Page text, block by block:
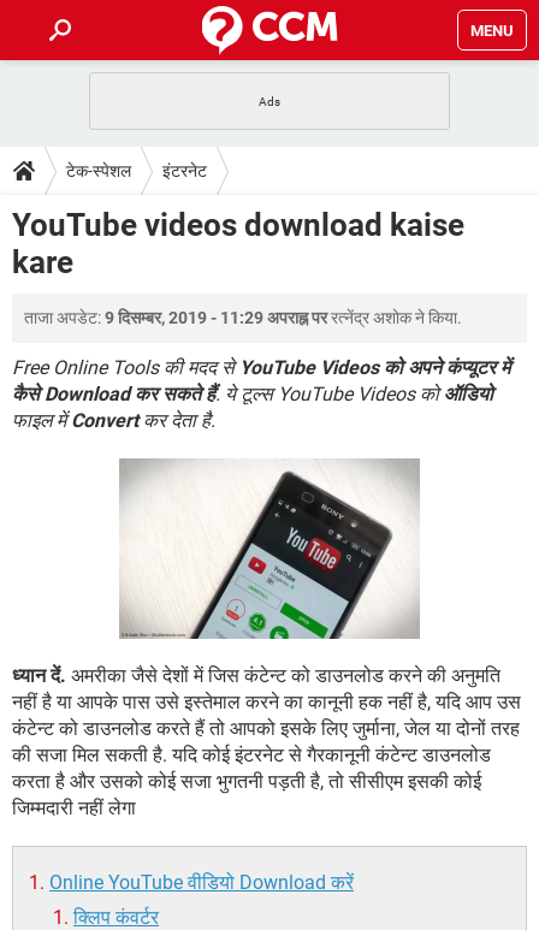
MENU
फोन पर अकाउंट बैलेंस चेक
WhatsApp Hack हो गया? Lucky Patcher यूज करें
टेक-स्पेशल
2020 के फ्री एंटीवायरस
बेस्ट फ्री ऑनलाइन गेम्स
डाउनलोड
Vidmate
FORUM
TikTok Account Freeze हो गया JioPhone में TikTok डाउनलोड
SBI बैंक अकाउंट नंबर पता करें
केबल और कनेक्टर्स कंप्यूटर बस
सीरियल और पैरलल पोर्ट
टेक-स्पेशल इंटरनेट
YouTube videos download kaise
kare
ताजा अपडेट:9 दिसम्बर, 2019 - 11:29 अपराह्न पररत्नेंद्र अशोकने किया.
Free Online Tools की मदद से YouTube Videos को अपने कंप्यूटर में
कैसे Download कर सकते हैं. ये टूल्स YouTube Videos कोऑडियो
फाइल मेंConvertकर देता है.
ध्यान दें. अमरीका जैसे देशों में जिस कंटेन्ट को डाउनलोड करने की अनुमति
नहीं है या आपके पास उसे इस्तेमाल करने का कानूनी हक नहीं है, यदि आप उस
कंटेन्ट को डाउनलोड करते हैं तो आपको इसके लिए जुर्माना, जेल या दोनों तरह
की सजा मिल सकती है. यदि कोई इंटरनेट से गैरकानूनी कंटेन्ट डाउनलोड
करता है और उसको कोई सजा भुगतनी पड़ती है, तो सीसीएम इसकी कोई
जिम्मदारी नहीं लेगा
Online YouTube वीडियो Download करें
क्लिप कंवर्टर